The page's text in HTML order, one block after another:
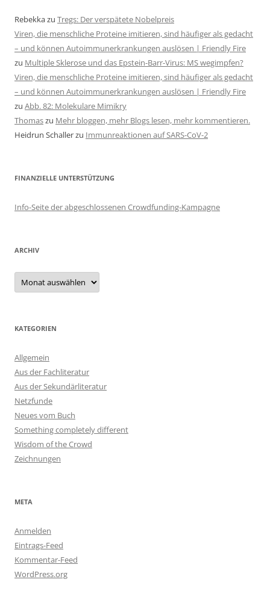
Rebekkazu Tregs: Der verspätete Nobelpreis
Viren, die menschliche Proteine imitieren, sind häufiger als gedacht
– und können Autoimmunerkrankungen auslösen | Friendly Fire
zu Multiple Sklerose und das Epstein-Barr-Virus: MS wegimpfen?
Viren, die menschliche Proteine imitieren, sind häufiger als gedacht
– und können Autoimmunerkrankungen auslösen | Friendly Fire
zu Abb. 82: Molekulare Mimikry
Thomaszu Mehr bloggen, mehr Blogs lesen, mehr kommentieren.
Heidrun Schallerzu Immunreaktionen auf SARS-CoV-2
FINANZIELLE UNTERSTÜTZUNG
Info-Seite der abgeschlossenen Crowdfunding-Kampagne
ARCHIV
Archiv
KATEGORIEN
Allgemein
Aus der Fachliteratur
Aus der Sekundärliteratur
Netzfunde
Neues vom Buch
Something completely different
Wisdom of the Crowd
Zeichnungen
META
Anmelden
Eintrags-Feed
Kommentar-Feed
WordPress.org